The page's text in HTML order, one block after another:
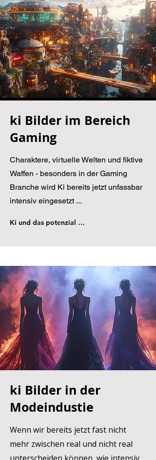
ki Bilder im Bereich
Gaming
Charaktere, virtuelle Welten und fiktive
Waffen - besonders in der Gaming
Branche wird Ki bereits jetzt unfassbar
intensiv eingesetzt ...
Ki und das potenzial für zukünftiges Gaming
ki Bilder in der
Modeindustie
Wenn wir bereits jetzt fast nicht
mehr zwischen real und nicht real